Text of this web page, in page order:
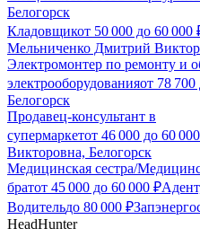
Белогорск
Кладовщикот 50 000 до 60 000
Мельниченко Дмитрий
Электромонтер по ремонту и
электрооборудованияот 78 700
Белогорск
Продавец-консультант в
супермаркетот 46 000 до 60 000
Викторовна, Белогорск
Медицинская сестра/
братот 45 000 до 60 000 ₽
Водительдо 80 000 ₽
HeadHunter